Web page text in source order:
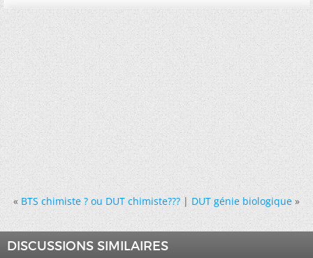
« BTS chimiste ? ou DUT chimiste???|DUT génie biologique »
DISCUSSIONS SIMILAIRES